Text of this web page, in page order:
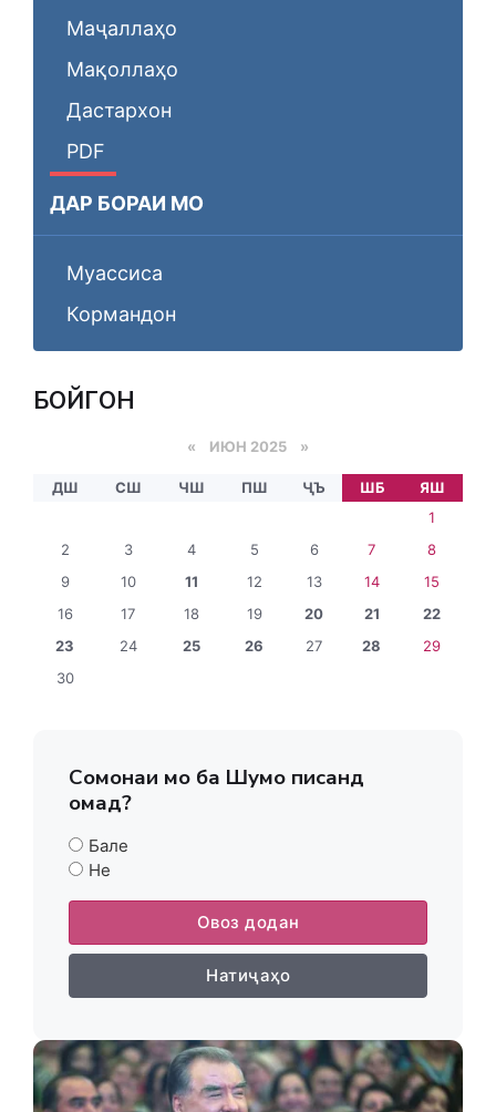
Маҷаллаҳо
Мақоллаҳо
Дастархон
PDF
ДАР БОРАИ МО
Муассиса
Кормандон
БОЙГОНӢ
« ИЮН 2025 »
ДШ СШ ЧШ ПШ ҶЪ ШБ
ЯШ
1
2
3 4 5 6 7
8
9
10 11 12 13 14
15
16
17 18 19 20 21
22
23
24 25 26 27 28
29
30
Сомонаи мо ба Шумо писанд
омад?
Бале
Не
Овоз додан
Натиҷаҳо